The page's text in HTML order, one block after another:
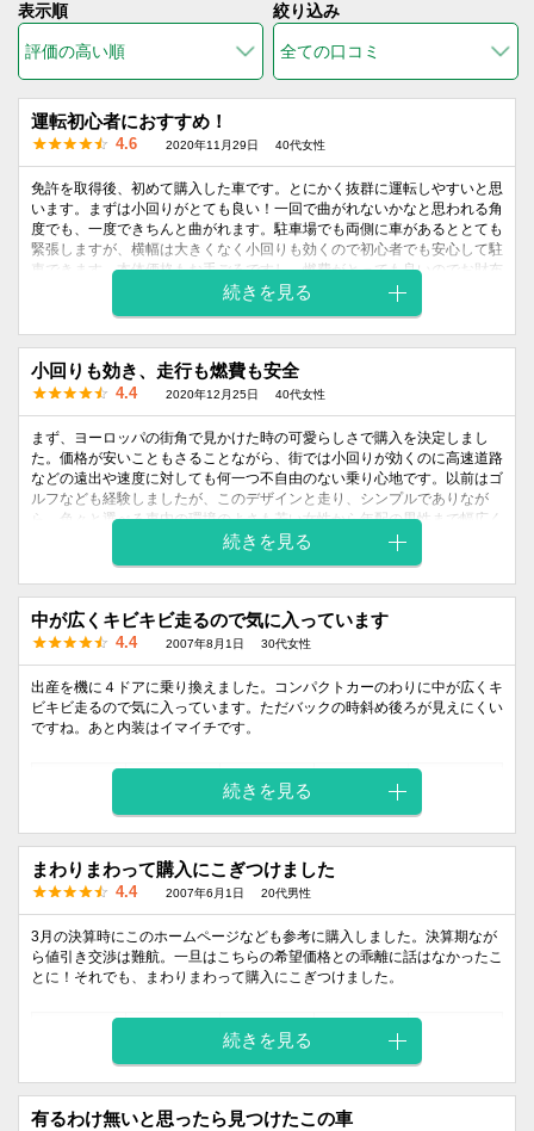
表示順 絞り込み
運転初心者におすすめ！
4.6 2020年11月29日 40代女性
免許を取得後、初めて購入した車です。とにかく抜群に運転しやすいと思
います。まずは小回りがとても良い！一回で曲がれないかなと思われる角
度でも、一度できちんと曲がれます。駐車場でも両側に車があるととても
緊張しますが、横幅は大きくなく小回りも効くので初心者でも安心して駐
車できます。本体価格もお手ごろですし、燃費がとっても良いのでお財布
にも優しいです！内装も曲線の部分がとても素敵で、運転するのがとても
楽しくなる車です。
デザイン
内装
デザイン
乗り心地
続きを見る
小回りも効き、走行も燃費も安全
4.4 2020年12月25日 40代女性
まず、ヨーロッパの街角で見かけた時の可愛らしさで購入を決定しまし
た。価格が安いこともさることながら、街では小回りが効くのに高速道路
などの遠出や速度に対しても何一つ不自由のない乗り心地です。以前はゴ
ルフなども経験しましたが、このデザインと走り、シンプルでありなが
ら、色々と選べる車内の環境のよさも若い女性から年配の男性まで幅広く
好んでいただける可愛い車だと思います。ファミリーカーとしては若干狭
いと思いますが、セカンドカーやサイドカーとして購入するのにぴったり
だと思います。
外装
デザイン
内装
デザイン
乗り心地
続きを見る
中が広くキビキビ走るので気に入っています
4.4 2007年8月1日 30代女性
出産を機に４ドアに乗り換えました。コンパクトカーのわりに中が広くキ
ビキビ走るので気に入っています。ただバックの時斜め後ろが見えにくい
ですね。あと内装はイマイチです。
乗り心地
続きを見る
まわりまわって購入にこぎつけました
4.4 2007年6月1日 20代男性
3月の決算時にこのホームページなども参考に購入しました。決算期なが
ら値引き交渉は難航。一旦はこちらの希望価格との乖離に話はなかったこ
とに！それでも、まわりまわって購入にこぎつけました。
乗り心地
続きを見る
有るわけ無いと思ったら見つけたこの車